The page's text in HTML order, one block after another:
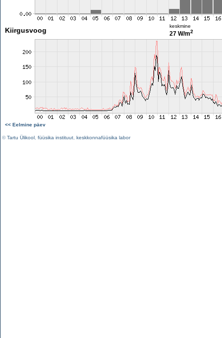
Kiirgusvoog
keskmine
27 W/m2
<< Eelmine päev
©Tartu Ülikool füüsika instituut keskkonnafüüsika labor